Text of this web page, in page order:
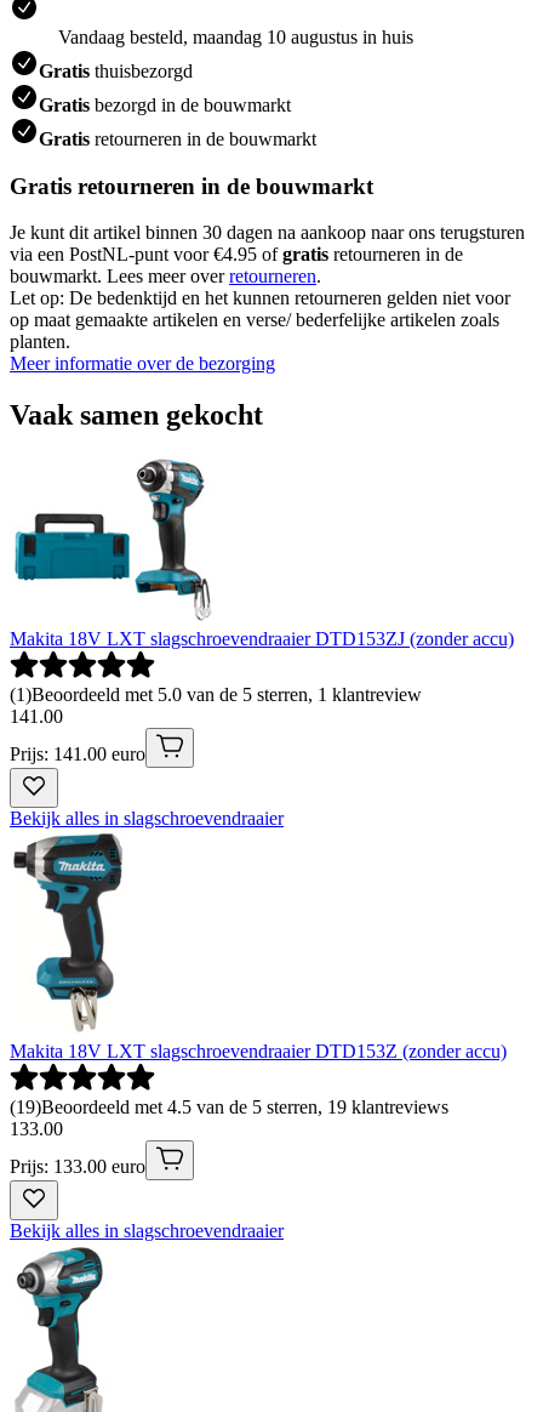
Vandaag besteld, maandag 10 augustus in huis
Gratis thuisbezorgd
Gratis bezorgd in de bouwmarkt
Gratis retourneren in de bouwmarkt
Gratis retourneren in de bouwmarkt
Je kunt dit artikel binnen 30 dagen na aankoop naar ons terugsturen
via een PostNL-punt voor €4.95 ofgratis retourneren in de
bouwmarkt. Lees meer overretourneren.
Let op: De bedenktijd en het kunnen retourneren gelden niet voor
op maat gemaakte artikelen en verse/ bederfelijke artikelen zoals
planten.
Meer informatie over de bezorging
Vaak samen gekocht
Makita 18V LXT slagschroevendraaier DTD153ZJ (zonder accu)
(1)Beoordeeld met 5.0 van de 5 sterren, 1 klantreview
141 .00
Prijs: 141.00 euro
Bekijk alles in slagschroevendraaier
Makita 18V LXT slagschroevendraaier DTD153Z (zonder accu)
(19)Beoordeeld met 4.5 van de 5 sterren, 19 klantreviews
133.00
Prijs: 133.00 euro
Bekijk alles in slagschroevendraaier